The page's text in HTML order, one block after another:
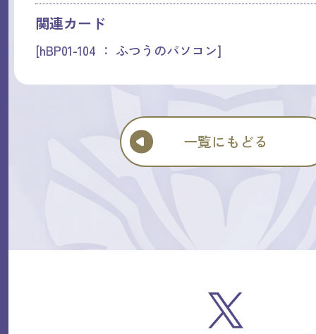
関連カード
[hBP01-104 ： ふつうのパソコン]
一覧にもどる